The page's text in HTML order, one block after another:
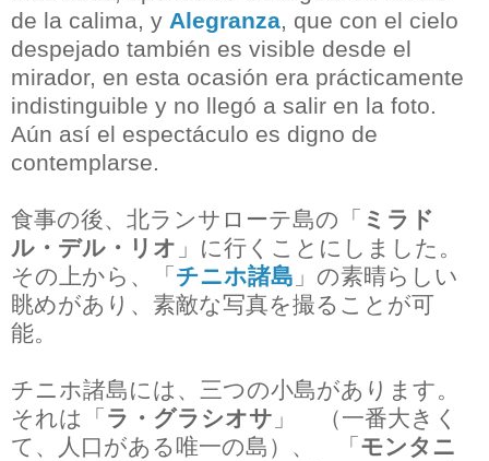
de la calima, y Alegranza, que con el cielo
despejado también es visible desde el
mirador, en esta ocasión era prácticamente
indistinguible y no llegó a salir en la foto.
Aún así el espectáculo es digno de
contemplarse.
食事の後、北ランサローテ島の「 ミラド
ル・デル・リオ 」に行くことにしました。
その上から、「 チニホ諸島 」の素晴らしい
眺めがあり、素敵な写真を撮ることが可
能。
チニホ諸島には、三つの小島があります。
それは「 ラ・グラシオサ 」 （一番大きく
て、人口がある唯一の島）、 「 モンタニ